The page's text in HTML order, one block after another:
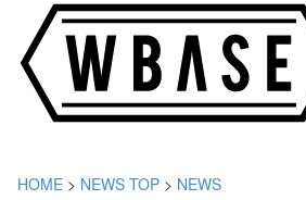
HOME > NEWS TOP > NEWS